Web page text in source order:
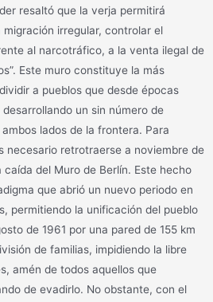
resaltó que la verja permitirá
irregular, controlar el
al narcotráfico, a la venta ilegal de
Este muro constituye la más
a pueblos que desde épocas
un sin número de
lados de la frontera. Para
necesario retrotraerse a noviembre de
del Muro de Berlín. Este hecho
que abrió un nuevo periodo en
permitiendo la unificación del pueblo
de 1961 por una pared de 155 km
de familias, impidiendo la libre
amén de todos aquellos que
de evadirlo. No obstante, con el